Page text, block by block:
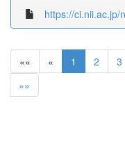
https://ci.nii.ac.jp/
«« « 1 2 3
»»